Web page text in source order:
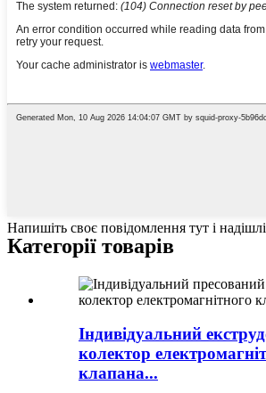
Напишіть своє повідомлення тут і
Категорії товарів
Індивідуальний
колектор
клапана...